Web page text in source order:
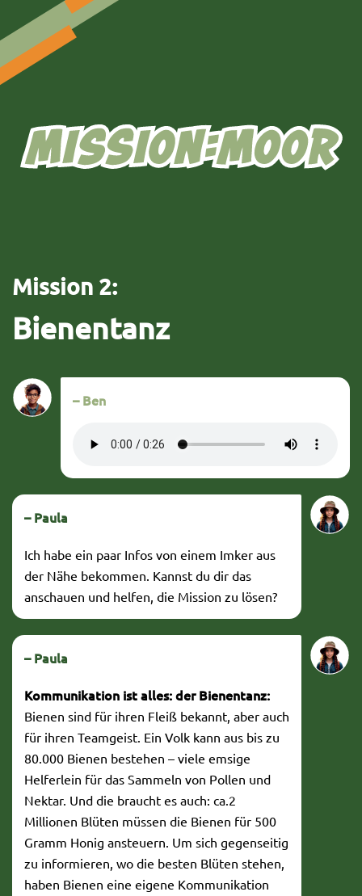
Zum Hauptinhalt springen
Mission 2:
Bienentanz
– Ben
– Paula
Ich habe ein paar Infos von einem Imker aus
der Nähe bekommen. Kannst du dir das
anschauen und helfen, die Mission zu lösen?
– Paula
Kommunikation ist alles: der Bienentanz:
Bienen sind für ihren Fleiß bekannt, aber auch
für ihren Teamgeist. Ein Volk kann aus bis zu
80.000 Bienen bestehen – viele emsige
Helferlein für das Sammeln von Pollen und
Nektar. Und die braucht es auch: ca.2
Millionen Blüten müssen die Bienen für 500
Gramm Honig ansteuern. Um sich gegenseitig
zu informieren, wo die besten Blüten stehen,
haben Bienen eine eigene Kommunikation